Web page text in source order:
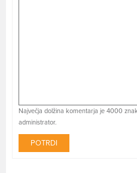
Največja dolžina komentarja je 4000
administrator.
POTRDI